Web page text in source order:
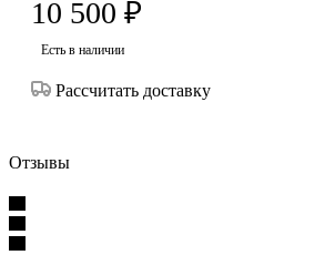
10 500 ₽
Есть в наличии
Рассчитать доставку
Отзывы